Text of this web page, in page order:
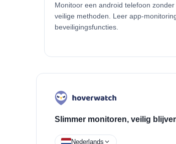
Monitoor een android telefoon
veilige methoden. Leer app-
beveiligingsfuncties.
Slimmer monitoren, veilig
Nederlands